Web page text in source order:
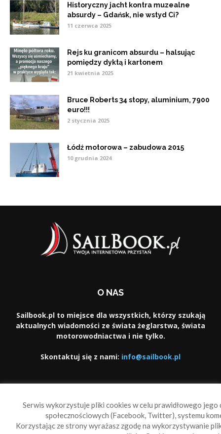
Historyczny jacht kontra muzealne
absurdy – Gdańsk, nie wstyd Ci?
11 czerwca 2025
Rejs ku granicom absurdu – halsując
pomiędzy dyktą i kartonem
21 kwietnia 2025
Bruce Roberts 34 stopy, aluminium, 7900
euro!!!
2 stycznia 2025
Łódź motorowa – zabudowa 2015
10 grudnia 2024
O NAS
Sailbook.pl to miejsce dla wszystkich, którzy szukają
aktualnych wiadomości ze świata żeglarstwa, świata
motorowodniactwa i nie tylko.
Skontaktuj się z nami: info@sailbook.pl
Serwis wykorzystuje pliki cookies w celu prawidłowego
społecznościowych (Facebook, Twitter), systemu
Korzystając ze strony wyrażasz zgodę na wykorzystywanie